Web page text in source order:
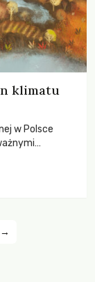
klimatu
w Polsce
to będzie
→